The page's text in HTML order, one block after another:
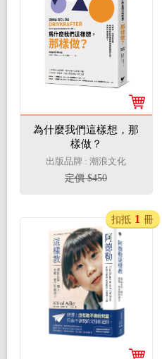
為什麼我們這樣想，那
樣做？
出版品牌 : 潮浪文化
定價 $450
扣抵 1 冊